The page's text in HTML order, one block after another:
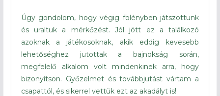
Úgy gondolom, hogy végig fölényben játszottunk
és uraltuk a mérkőzést. Jól jött ez a találkozó
azoknak a játékosoknak, akik eddig kevesebb
lehetőséghez jutottak a bajnokság során,
megfelelő alkalom volt mindenkinek arra, hogy
bizonyítson. Győzelmet és továbbjutást vártam a
csapattól, és sikerrel vettük ezt az akadályt is!